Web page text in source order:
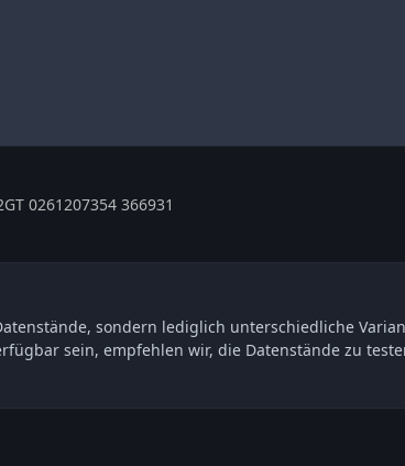
0261207354 366931
sondern lediglich unterschiedliche
sein, empfehlen wir, die Datenstände zu